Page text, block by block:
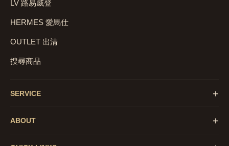
LV 路易威登
HERMES 愛馬仕
OUTLET 出清
搜尋商品
SERVICE +
ABOUT +